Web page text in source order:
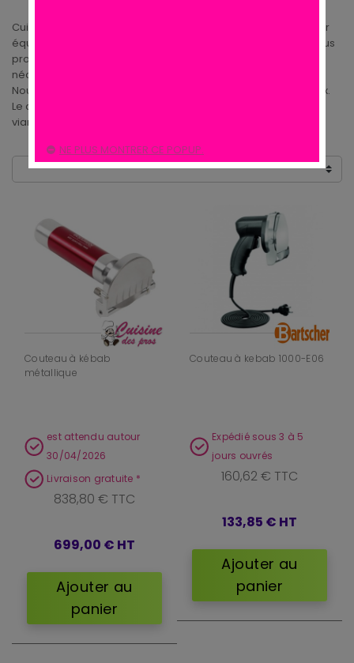
Cuisine des pros a sélectionner une gamme de produits pour
équiper votre snack ou fast food de façon optimale. Nous vous
proposons une gamme de
nécessaires à votre cette activité de vente de
Nous avons sélectionné ces outils pour leur qualité et leur prix.
Le couteau à kebab permet de couper de fines tranches de
viandes à kebab en toute simplicité.
Couteau à kébab
métallique
est attendu autour
30/04/2026
Livraison gratuite *
838,80 € TTC
699,00 € HT
Ajouter au
panier
Couteau à kebab 1000-E06
Expédié sous 3 à 5
jours ouvrés
160,62 € TTC
133,85 € HT
Ajouter au
panier
NE PLUS MONTRER CE POPUP.